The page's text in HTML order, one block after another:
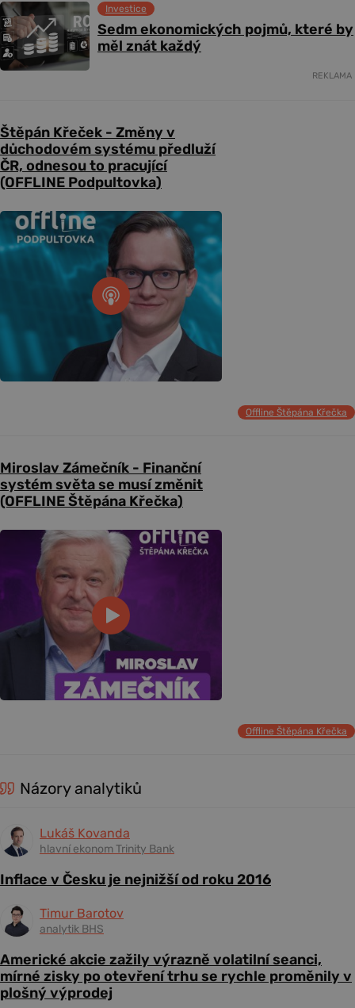
Sedm ekonomických pojmů, které by
měl znát každý
Investice
REKLAMA
Štěpán Křeček - Změny v
důchodovém systému předluží
ČR, odnesou to pracující
(OFFLINE Podpultovka)
Offline Štěpána Křečka
Miroslav Zámečník - Finanční
systém světa se musí změnit
(OFFLINE Štěpána Křečka)
Offline Štěpána Křečka
Názory analytiků
Lukáš Kovanda
hlavní ekonom Trinity Bank
Inflace v Česku je nejnižší od roku 2016
Timur Barotov
analytik BHS
Americké akcie zažily výrazně volatilní seanci,
mírné zisky po otevření trhu se rychle proměnily v
plošný výprodej